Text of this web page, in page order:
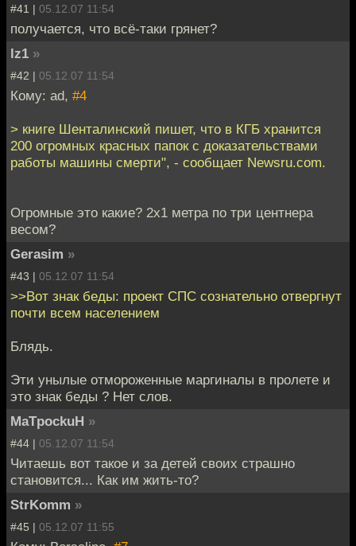
#41 | 05.12.07 11:54
получается, что всё-таки грянет?
lz1 »
#42 | 05.12.07 11:54
Кому: ad, #4
> книге Шенталинский пишет, что в КГБ хранится
200 огромных красных папок с доказательствами
работы машины смерти", - сообщает Newsru.com.
Огромные это какие? 2х1 метра по три центнера
весом?
Gerasim »
#43 | 05.12.07 11:54
>>Вот знак беды: проект СПС сознательно отвергнут
почти всем населением
Блядь.
Эти унылые отмороженные маргиналы в пролете и
это знак беды ? Нет слов.
MaTpockuH »
#44 | 05.12.07 11:54
Читаешь вот такое и за детей своих страшно
становится... Как им жить-то?
StrKomm »
#45 | 05.12.07 11:55